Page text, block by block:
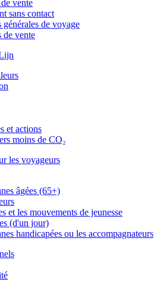
vente
sans contact
de voyage
de vente
et actions
moins de CO₂
les voyageurs
âgées (65+)
et les mouvements de jeunesse
(d'un jour)
handicapées ou les accompagnateurs